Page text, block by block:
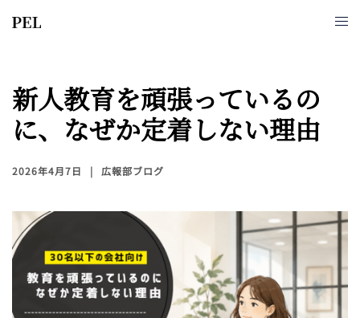
新人教育を頑張っているの
に、なぜか定着しない理由
2026年4月7日 広報部ブログ